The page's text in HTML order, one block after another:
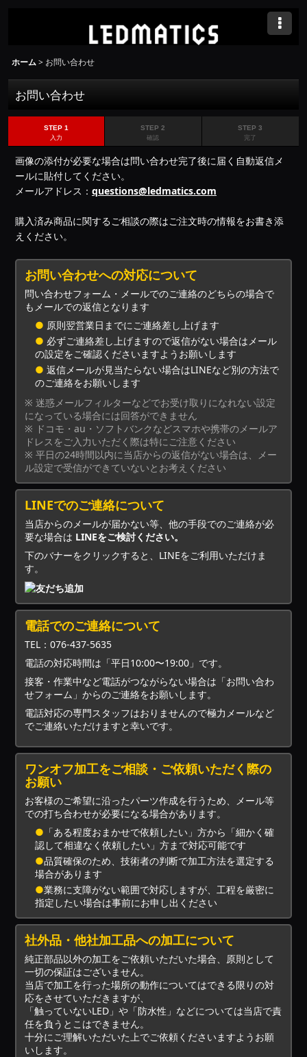
ホーム> お問い合わせ
お問い合わせ
STEP 1
入力
STEP 2
確認
STEP 3
完了
画像の添付が必要な場合は問い合わせ完了後に届く自動返信メ
ールに貼付してください。
メールアドレス： questions@ledmatics.com
購入済み商品に関するご相談の際はご注文時の情報をお書き添
えください。
お問い合わせへの対応について
問い合わせフォーム・メールでのご連絡のどちらの場合で
もメールでの返信となります
● 原則翌営業日までにご連絡差し上げます
● 必ずご連絡差し上げますので返信がない場合はメール
の設定をご確認くださいますようお願いします
● 返信メールが見当たらない場合はLINEなど別の方法で
のご連絡をお願いします
※ 迷惑メールフィルターなどでお受け取りになれない設定
になっている場合には回答ができません
※ ドコモ・au・ソフトバンクなどスマホや携帯のメールア
ドレスをご入力いただく際は特にご注意ください
※ 平日の24時間以内に当店からの返信がない場合は、メー
ル設定で受信ができていないとお考えください
LINEでのご連絡について
当店からのメールが届かない等、他の手段でのご連絡が必
要な場合は LINEをご検討ください。
下のバナーをクリックすると、LINEをご利用いただけま
す。
電話でのご連絡について
TEL：076-437-5635
電話の対応時間は「平日10:00〜19:00」です。
接客・作業中など電話がつながらない場合は「お問い合わ
せフォーム」からのご連絡をお願いします。
電話対応の専門スタッフはおりませんので極力メールなど
でご連絡いただけますと幸いです。
ワンオフ加工をご相談・ご依頼いただく際の
お願い
お客様のご希望に沿ったパーツ作成を行うため、メール等
での打ち合わせが必要になる場合があります。
● 「ある程度おまかせで依頼したい」方から「細かく確
認して相違なく依頼したい」方まで対応可能です
●品質確保のため、技術者の判断で加工方法を選定する
場合があります
●業務に支障がない範囲で対応しますが、工程を厳密に
指定したい場合は事前にお申し出ください
社外品・他社加工品への加工について
純正部品以外の加工をご依頼いただいた場合、原則として
一切の保証はございません。
当店で加工を行った場所の動作についてはできる限りの対
応をさせていただきますが、
「触っていないLED」や「防水性」などについては当店で責
任を負うとこはできません。
十分にご理解いただいた上でご依頼くださいますようお願
いします。